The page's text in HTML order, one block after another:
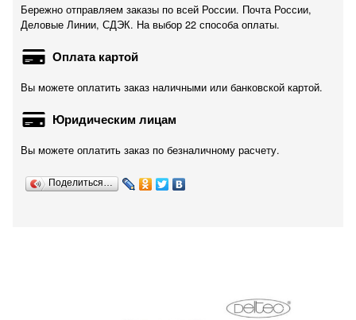
Бережно отправляем заказы по всей России. Почта России,
Деловые Линии, СДЭК. На выбор 22 способа оплаты.
Оплата картой
Вы можете оплатить заказ наличными или банковской картой.
Юридическим лицам
Вы можете оплатить заказ по безналичному расчету.
Поделиться…